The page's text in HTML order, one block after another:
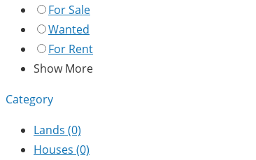
For Sale
Wanted
For Rent
Show More
Category
Lands (0)
Houses (0)